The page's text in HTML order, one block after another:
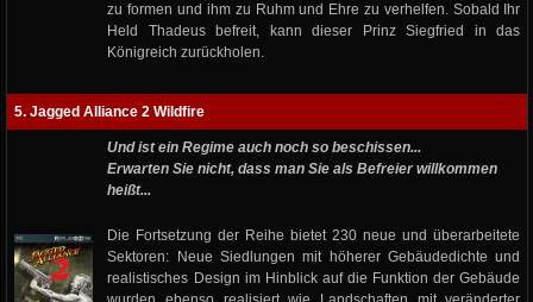
zu formen und ihm zu Ruhm und Ehre zu verhelfen. Sobald Ihr
Held Thadeus befreit, kann dieser Prinz Siegfried in das
Königreich zurückholen.
5. Jagged Alliance 2 Wildfire
Und ist ein Regime auch noch so beschissen...
Erwarten Sie nicht, dass man Sie als Befreier willkommen
heißt...
Die Fortsetzung der Reihe bietet 230 neue und überarbeitete
Sektoren: Neue Siedlungen mit höherer Gebäudedichte und
realistisches Design im Hinblick auf die Funktion der Gebäude